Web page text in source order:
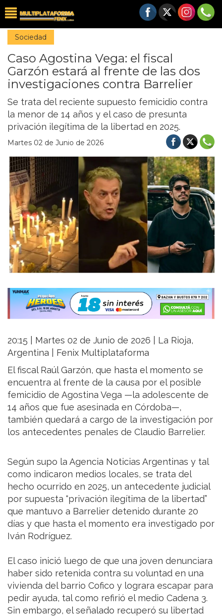
Sociedad
Caso Agostina Vega: el fiscal
Garzón estará al frente de las dos
investigaciones contra Barrelier
Se trata del reciente supuesto femicidio contra
la menor de 14 años y el caso de presunta
privación ilegítima de la libertad en 2025.
Martes 02 de Junio de 2026
20:15 | Martes 02 de Junio de 2026 | La Rioja,
Argentina | Fenix Multiplataforma
El fiscal Raúl Garzón, que hasta el momento se
encuentra al frente de la causa por el posible
femicidio de Agostina Vega —la adolescente de
14 años que fue asesinada en Córdoba—,
también quedará a cargo de la investigación por
los antecedentes penales de Claudio Barrelier.
Según supo la Agencia Noticias Argentinas y tal
como indicaron medios locales, se trata del
hecho ocurrido en 2025, un antecedente judicial
por supuesta “privación ilegítima de la libertad”
que mantuvo a Barrelier detenido durante 20
días y que hasta el momento era investigado por
Iván Rodríguez.
El caso inició luego de que una joven denunciara
haber sido retenida contra su voluntad en una
vivienda del barrio Cofico y lograra escapar para
pedir ayuda, tal como refirió el medio Cadena 3.
Sin embargo, el señalado recuperó su libertad